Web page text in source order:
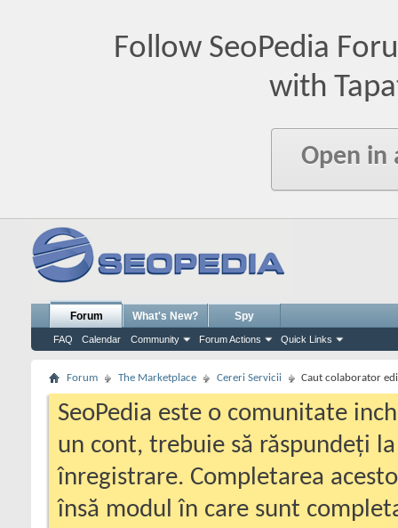
Follow SeoPedia
with
Open in
Forum
FAQ Calendar Community Forum Actions Quick Links
What's New? Spy
Forum The Marketplace Cereri Servicii Caut colaborator
SeoPedia este o comunitate
un cont, trebuie să răspundeți
înregistrare. Completarea
însă modul în care sunt